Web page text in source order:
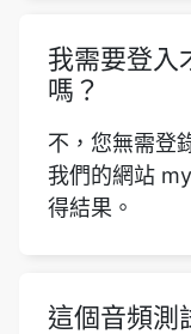
我需要登入
嗎？
不，您無需登
我們的網站
得結果。
這個音頻測